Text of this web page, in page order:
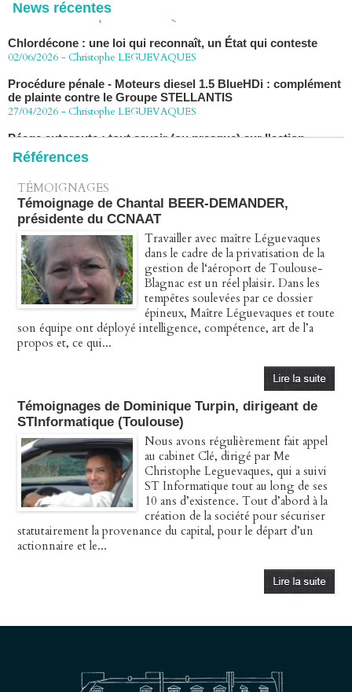
News récentes
Chlordécone : une loi qui reconnaît, un État qui conteste
02/06/2026 Christophe LEGUEVAQUES
Procédure pénale - Moteurs diesel 1.5 BlueHDi : complément
de plainte contre le Groupe STELLANTIS
27/04/2026 - Christophe LEGUEVAQUES
Péage autoroute : tout savoir (ou presque) sur l'action
collective ouverte le 2 avril
Références
TÉMOIGNAGES
Témoignage de Chantal BEER-DEMANDER,
présidente du CCNAAT
Travailler avec maître Léguevaques
dans le cadre de la privatisation de la
gestion de l‘aéroport de Toulouse-
Blagnac est un réel plaisir. Dans les
tempêtes soulevées par ce dossier
épineux, Maître Léguevaques et toute
son équipe ont déployé intelligence, compétence, art de l’a
propos et, ce qui...
Témoignages de Dominique Turpin, dirigeant de
STInformatique (Toulouse)
Nous avons régulièrement fait appel
au cabinet Clé, dirigé par Me
Christophe Leguevaques, qui a suivi
ST Informatique tout au long de ses
10 ans d’existence. Tout d’abord à la
création de la société pour sécuriser
statutairement la provenance du capital, pour le départ d’un
actionnaire et le...